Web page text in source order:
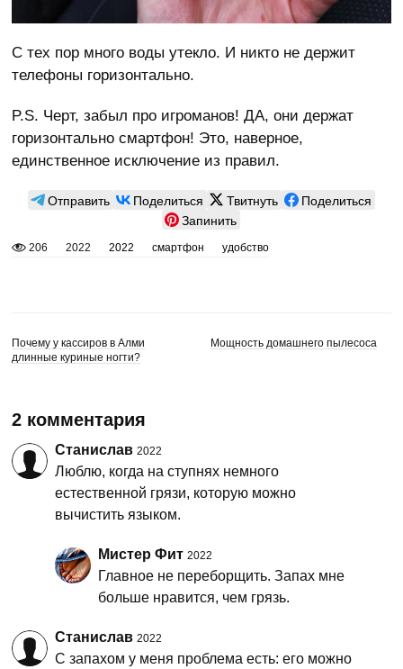
С тех пор много воды утекло. И никто не держит
телефоны горизонтально.
P.S. Черт, забыл про игроманов! ДА, они держат
горизонтально смартфон! Это, наверное,
единственное исключение из правил.
Отправить Поделиться Твитнуть
Поделиться
Запинить
206 2022 2022 смартфон удобство
Почему у кассиров в Алми
длинные куриные ногти?
Мощность домашнего пылесоса
2 комментария
Станислав 2022
Люблю, когда на ступнях немного
естественной грязи, которую можно
вычистить языком.
Мистер Фит 2022
Главное не переборщить. Запах мне
больше нравится, чем грязь.
Станислав 2022
С запахом у меня проблема есть: его можно